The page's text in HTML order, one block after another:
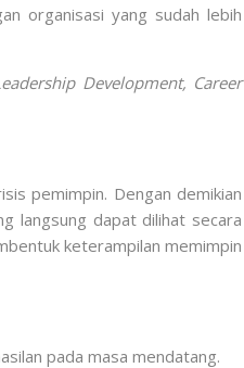
organisasi yang sudah lebih
Development, Career
pemimpin. Dengan demikian
langsung dapat dilihat secara
keterampilan memimpin
pada masa mendatang.